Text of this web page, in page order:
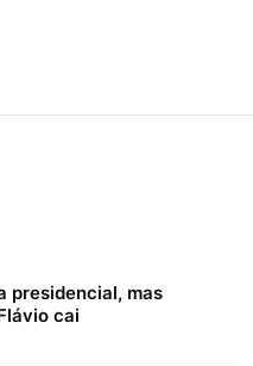
presidencial, mas
cai